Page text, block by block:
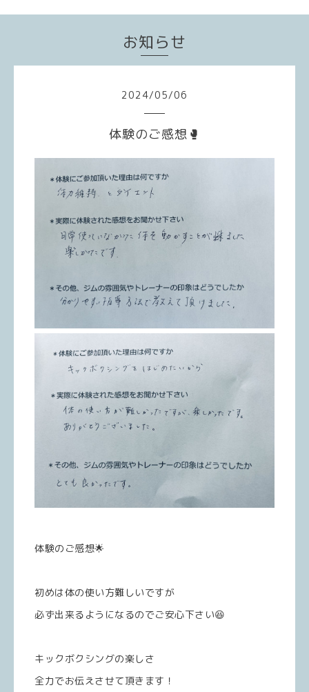
お知らせ
2024/05/06
体験のご感想🥊
体験のご感想🌟
初めは体の使い方難しいですが
必ず出来るようになるのでご安心下さい😆
キックボクシングの楽しさ
全力でお伝えさせて頂きます！